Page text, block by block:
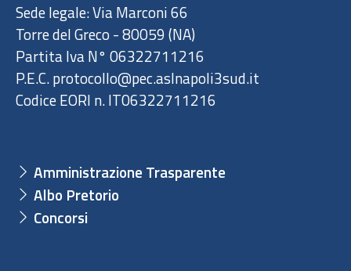
Sede legale: Via Marconi 66
Torre del Greco - 80059 (NA)
Partita Iva N° 06322711216
P.E.C. protocollo@pec.aslnapoli3sud.it
Codice EORI n. IT06322711216
Amministrazione Trasparente
Albo Pretorio
Concorsi